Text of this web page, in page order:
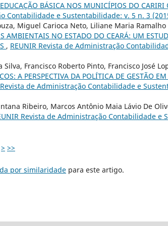
BÁSICA NOS MUNICÍPIOS DO CARIRI
Contabilidade e Sustentabilidade: v. 5 n. 3
Miguel Carioca Neto, Liliane Maria
AMBIENTAIS NO ESTADO DO CEARÁ: UM
, REUNIR Revista de Administração
Francisco Roberto Pinto, Francisco José
A PERSPECTIVA DA POLÍTICA DE GESTÃO
Revista de Administração Contabilidade e
Ribeiro, Marcos Antônio Maia Lávio De
Revista de Administração Contabilidade e
> >>
por similaridade para este artigo.